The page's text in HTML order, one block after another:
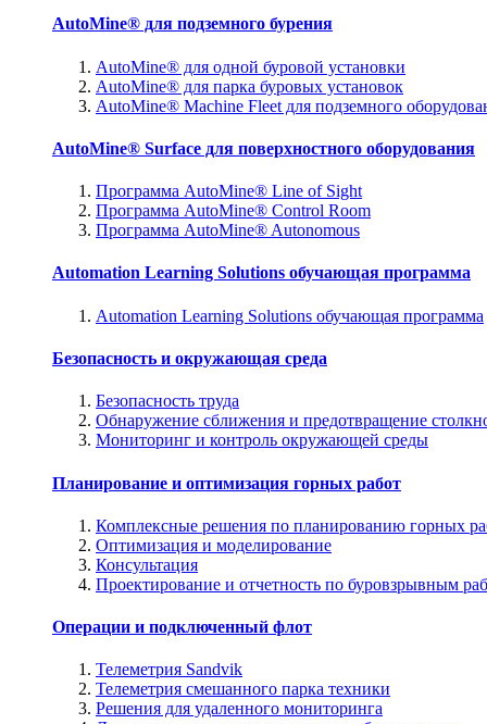
AutoMine® для подземного бурения
AutoMine® для одной буровой установки
AutoMine® для парка буровых установок
AutoMine® Machine Fleet для подземного
AutoMine® Surface для поверхностного оборудования
Программа AutoMine® Line of Sight
Программа AutoMine® Control Room
Программа AutoMine® Autonomous
Automation Learning Solutions обучающая программа
Automation Learning Solutions обучающая программа
Безопасность и окружающая среда
Безопасность труда
Обнаружение сближения и предотвращение
Мониторинг и контроль окружающей среды
Планирование и оптимизация горных работ
Комплексные решения по планированию горных
Оптимизация и моделирование
Консультация
Проектирование и отчетность по буровзрывным
Операции и подключенный флот
Телеметрия Sandvik
Телеметрия смешанного парка техники
Решения для удаленного мониторинга